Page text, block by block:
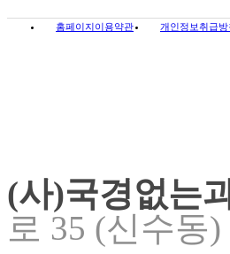
홈페이지이용약관 개인정보취급방
(사)국경없는
로 35 (신수동